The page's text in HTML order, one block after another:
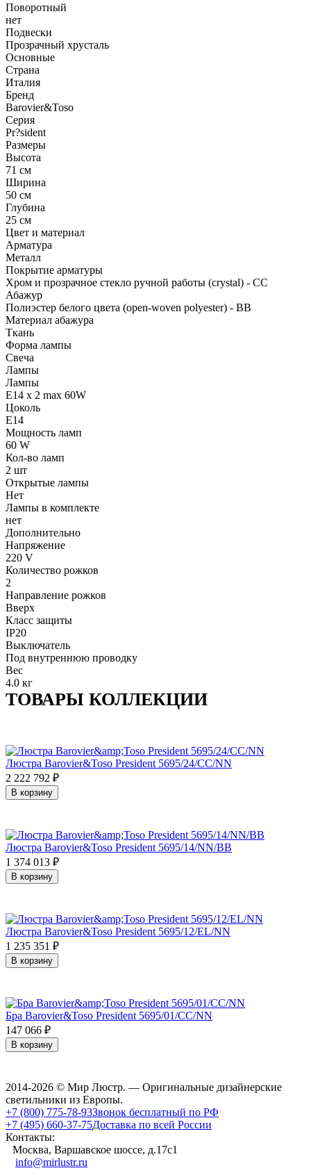
Поворотный
нет
Подвески
Прозрачный хрусталь
Основные
Страна
Италия
Бренд
Barovier&Toso
Серия
Pr?sident
Размеры
Высота
71 см
Ширина
50 см
Глубина
25 см
Цвет и материал
Арматура
Металл
Покрытие арматуры
Хром и прозрачное стекло ручной работы (crystal) - CC
Абажур
Полиэстер белого цвета (open-woven polyester) - BB
Материал абажура
Ткань
Форма лампы
Свеча
Лампы
Лампы
E14 x 2 max 60W
Цоколь
E14
Мощность ламп
60 W
Кол-во ламп
2 шт
Открытые лампы
Нет
Лампы в комплекте
нет
Дополнительно
Напряжение
220 V
Количество рожков
2
Направление рожков
Вверх
Класс защиты
IP20
Выключатель
Под внутреннюю проводку
Вес
4.0 кг
ТОВАРЫ КОЛЛЕКЦИИ
Люстра Barovier&Toso President 5695/24/CC/NN
2 222 792 ₽
В корзину
Люстра Barovier&Toso President 5695/14/NN/BB
1 374 013 ₽
В корзину
Люстра Barovier&Toso President 5695/12/EL/NN
1 235 351 ₽
В корзину
Бра Barovier&Toso President 5695/01/CC/NN
147 066 ₽
В корзину
2014-2026 © Мир Люстр. — Оригинальные дизайнерские
светильники из Европы.
+7 (800) 775-78-93Звонок бесплатный по РФ
+7 (495) 660-37-75Доставка по всей России
Контакты:
Москва, Варшавское шоссе, д.17c1
info@mirlustr.ru